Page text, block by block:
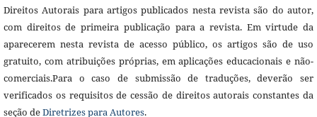
Direitos Autorais para artigos publicados nesta revista são do autor,
com direitos de primeira publicação para a revista. Em virtude da
aparecerem nesta revista de acesso público, os artigos são de uso
gratuito, com atribuições próprias, em aplicações educacionais e não-
comerciais.Para o caso de submissão de traduções, deverão ser
verificados os requisitos de cessão de direitos autorais constantes da
seção deDiretrizes para Autores.